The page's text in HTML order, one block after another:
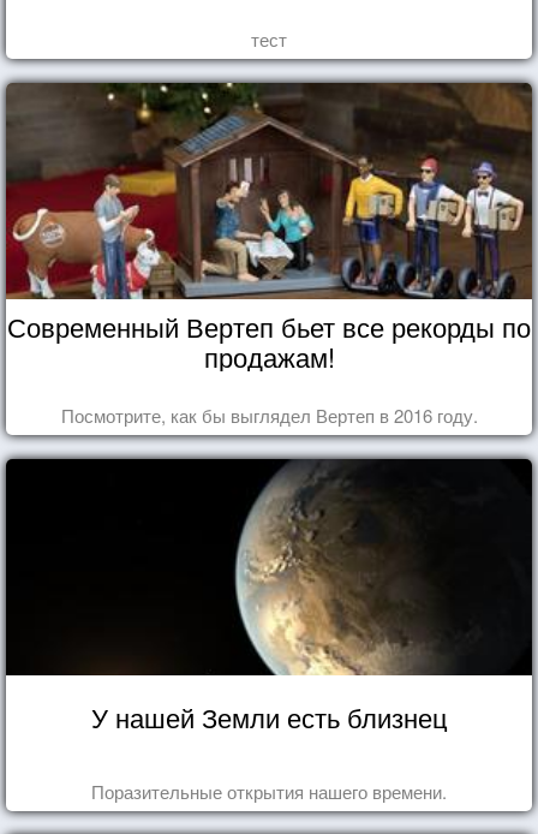
тест
Современный Вертеп бьет все рекорды по
продажам!
Посмотрите, как бы выглядел Вертеп в 2016 году.
У нашей Земли есть близнец
Поразительные открытия нашего времени.